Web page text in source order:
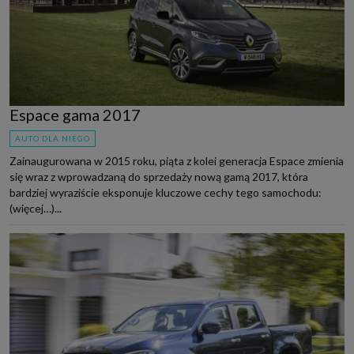
Espace gama 2017
AUTO DLA NIEGO
Zainaugurowana w 2015 roku, piąta z kolei generacja Espace zmienia
się wraz z wprowadzaną do sprzedaży nową gamą 2017, która
bardziej wyraziście eksponuje kluczowe cechy tego samochodu:
(więcej…)...